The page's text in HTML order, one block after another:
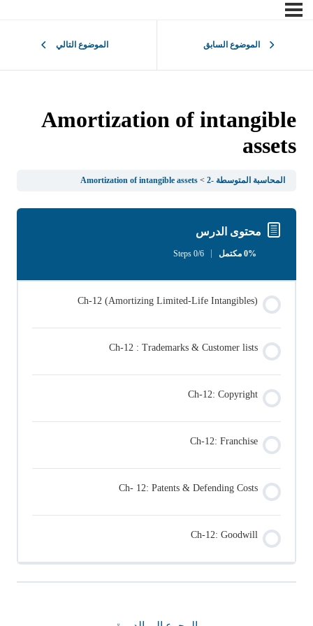
الموضوع السابق الموضوع التالي
Amortization of intangible
assets
المحاسبة المتوسطة -2 Amortization of intangible assets
محتوى الدرس
0% مكتمل 0/6 Steps
Ch-12 (Amortizing Limited-Life Intangibles)
Ch-12 : Trademarks & Customer lists
Ch-12: Copyright
Ch-12: Franchise
Ch- 12: Patents & Defending Costs
Ch-12: Goodwill